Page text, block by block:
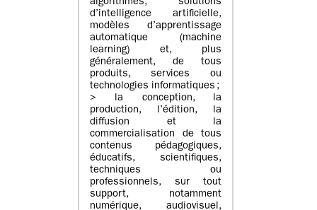
algorithmes, solutions
d’intelligence artificielle,
modèles d’apprentissage
automatique (machine
learning) et, plus
généralement, de tous
produits, services ou
technologies informatiques ;
> la conception, la
production, l’édition, la
diffusion et la
commercialisation de tous
contenus pédagogiques,
éducatifs, scientifiques,
techniques ou
professionnels, sur tout
support, notamment
numérique, audiovisuel,